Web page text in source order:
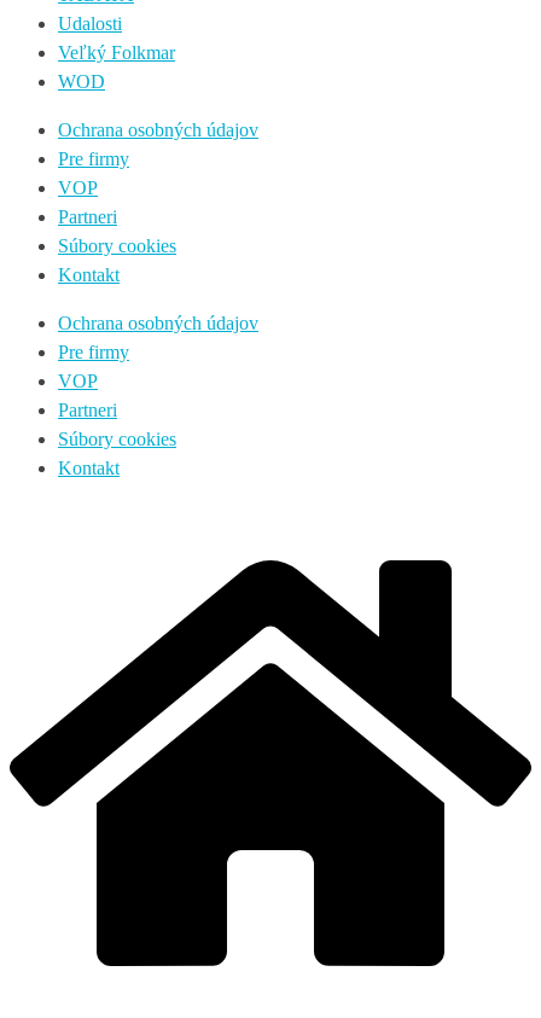
Udalosti
Veľký Folkmar
WOD
Ochrana osobných údajov
Pre firmy
VOP
Partneri
Súbory cookies
Kontakt
Ochrana osobných údajov
Pre firmy
VOP
Partneri
Súbory cookies
Kontakt